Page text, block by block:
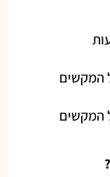
המקשים
המקשים